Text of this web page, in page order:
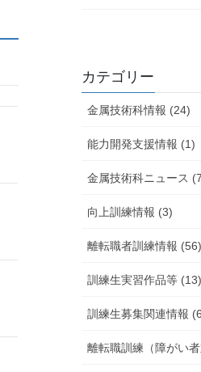
カテゴリー
金属技術科情報 (24)
能力開発支援情報 (1)
金属技術科ニュース
向上訓練情報 (3)
離転職者訓練情報 (56)
訓練生実習作品等 (13)
訓練生募集関連情報
離転職訓練（障がい